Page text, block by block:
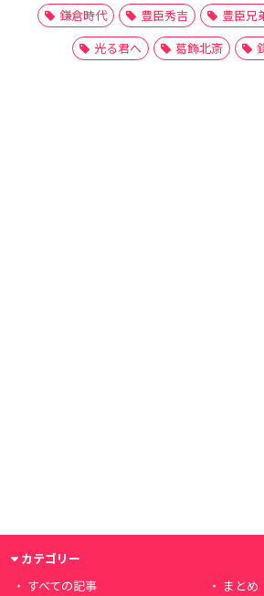
鎌倉時代
豊臣秀吉 豊臣兄
光る君へ
葛飾北斎
カテゴリー
すべての記事
まとめ